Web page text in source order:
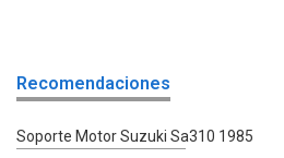
Recomendaciones
Soporte Motor Suzuki Sa310 1985